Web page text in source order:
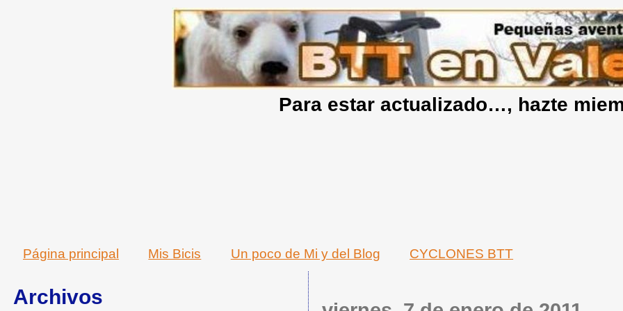
Para estar actualizado…, hazte
Página principal Mis Bicis Un poco de Mi y del Blog CYCLONES BTT
Archivos